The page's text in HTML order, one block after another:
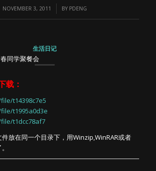
NOVEMBER 3, 2011
/ BY PDENG
生活日记
同学聚餐会
载：
t14398c7e5
t1995a0d3e
t1dcc78af7
放在同一个目录下，用Winzip,WinRAR或者